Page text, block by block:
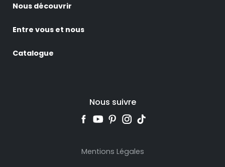
Nous découvrir
Entre vous et nous
Catalogue
Nous suivre
Mentions Légales